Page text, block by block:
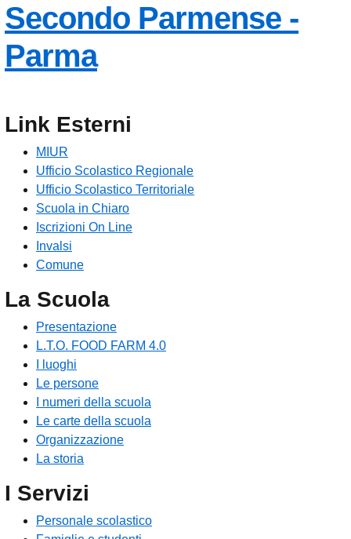
Secondo Parmense -
Parma— Visita la
Link Esterni
MIUR
Ufficio Scolastico Regionale
Ufficio Scolastico Territoriale
Scuola in Chiaro
Iscrizioni On Line
Invalsi
Comune
La Scuola
Presentazione
L.T.O. FOOD FARM 4.0
I luoghi
Le persone
I numeri della scuola
Le carte della scuola
Organizzazione
La storia
I Servizi
Personale scolastico